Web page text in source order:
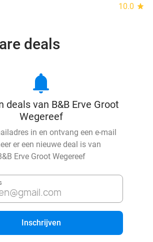
10.0 star
deals
notifications
deals van B&B Erve Groot
Wegereef
in en ontvang een e-mail
er een nieuwe deal is van
Erve Groot Wegereef
Inschrijven